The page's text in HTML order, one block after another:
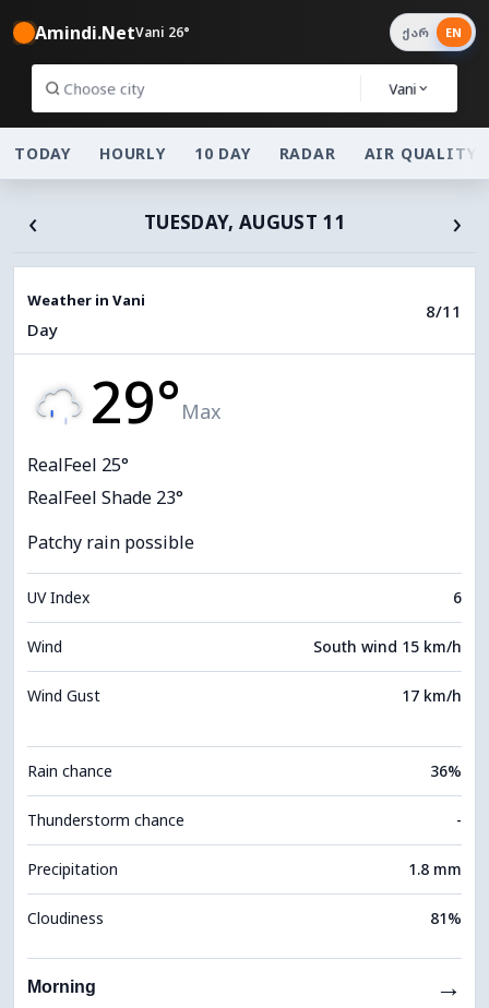
Amindi.NetVani 26°
Vani
ქარ EN
TODAY HOURLY 10 DAY RADAR AIR QUALITY
‹ TUESDAY, AUGUST 11 ›
Weather in Vani
Day
8/11
29° Max
RealFeel 25°
RealFeel Shade 23°
Patchy rain possible
UV Index 6
Wind South wind 15 km/h
Wind Gust 17 km/h
Rain chance 36%
Thunderstorm chance -
Precipitation 1.8 mm
Cloudiness 81%
Morning →